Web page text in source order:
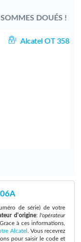
DOUÉS !
Alcatel OT 358
de série) de votre
d'origine:l'opérateur
à ces informations,
Alcatel
. Vous recevrez
pour saisir le code et